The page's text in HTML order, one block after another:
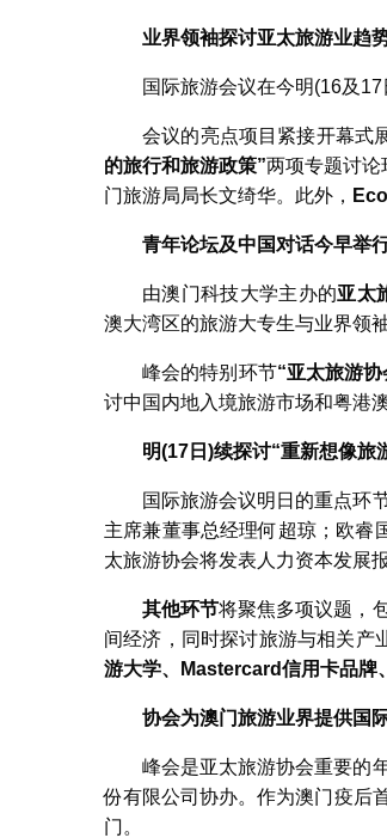
业界领袖探讨亚太旅游业趋
国际旅游会议在今明(16及
会议的亮点项目紧接开幕式
的旅行和旅游政策”两项专题讨论
门旅游局局长文绮华。此外，
青年论坛及中国对话今早举
由澳门科技大学主办的亚太
澳大湾区的旅游大专生与业界领
峰会的特别环节“亚太旅游协
讨中国内地入境旅游市场和粤港
明(17 日 )续探讨“重新想像旅
国际旅游会议明日的重点环
主席兼董事总经理何超琼；欧睿
太旅游协会将发表人力资本发展
其他环节将聚焦多项议题，
间经济，同时探讨旅游与相关产
游大学、
Mastercard信用卡品牌、
协会为澳门旅游业界提供国
峰会是亚太旅游协会重要的
份有限公司协办。作为澳门疫后
门。